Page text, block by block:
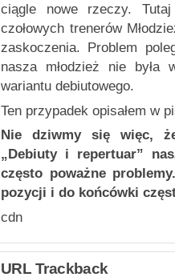
ciągle nowe rzeczy.
czołowych trenerów
zaskoczenia. Problem
nasza młodzież nie była
wariantu debiutowego.
Ten przypadek opisałem w
Nie dziwmy się więc,
„Debiuty i repertuar”
często poważne
pozycji i do końcówki
cdn
URL Trackback